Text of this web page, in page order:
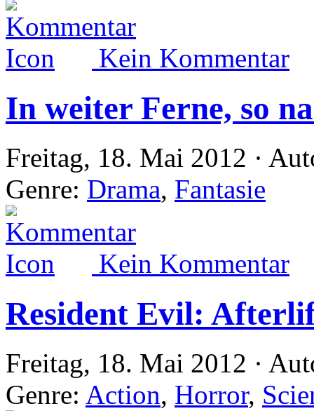
Kein Kommentar
In weiter Ferne, so
Freitag, 18. Mai 2012 ·
Genre: Drama, Fantasie
Kein Kommentar
Resident Evil:
Freitag, 18. Mai 2012 ·
Genre: Action, Horror,